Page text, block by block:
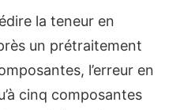
la teneur en
un prétraitement
l’erreur en
cinq composantes